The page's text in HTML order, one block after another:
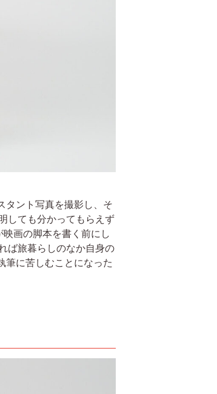
タント写真を撮影し、そ
しても分かってもらえず
画の脚本を書く前にし
ば旅暮らしのなか自身の
筆に苦しむことになった